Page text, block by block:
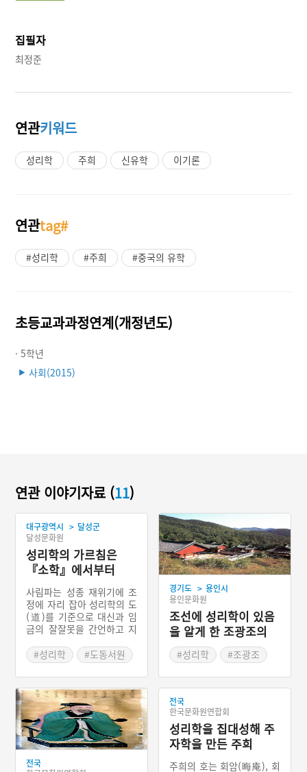
집필자
최정준
연관키워드
성리학 주희 신유학 이기론
연관tag#
#성리학 #주희 #중국의 유학
초등교과과정연계(개정년도)
· 5학년
▶ 사회(2015)
연관 이야기자료 (11)
대구광역시 > 달성군
달성문화원
성리학의 가르침은
『소학』에서부터
사림파는 성종 재위기에 조
정에 자리 잡아 성리학의 도
(道)를 기준으로 대신과 임
금의 잘잘못을 간언하고 지
마다 ‘소학의 무리’가 화를
당했다 하여 『소학』이 경
시되거나 묻혔지만, 후대의
사림들에 의해 그 중요함이
다시 드러났다. 『소학』을
배우지 않아 사회가 문란해
졌다고 여겼기 때문이다.
『소학』은 『대학』을 공
부하기 전에 꼭 봐야 하는
유학의 기본서였고 인간의
#성리학 #도동서원
경기도 > 용인시
용인문화원
조선에 성리학이 있음
을 알게 한 조광조의
힘#성리학
#조광조
전국
전국
한국문화원연합회
성리학을 집대성해 주
자학을 만든 주희
주희의 호는 회암(晦庵), 회